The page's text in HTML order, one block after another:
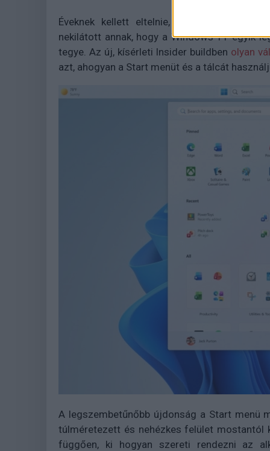
Éveknek kellett eltelnie, de a Microsoft
nekilátott annak, hogy a Windows 11 egyik
tegye. Az új, kísérleti Insider buildben olyan
azt, ahogyan a Start menüt és a tálcát
A legszembetűnőbb újdonság a Start menü
túlméretezett és nehézkes felület mostantól
függően, ki hogyan szereti rendezni az